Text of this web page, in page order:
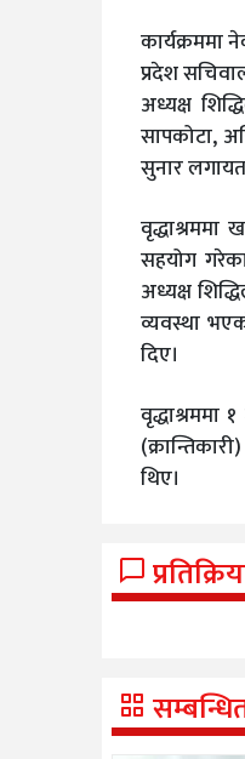
कार्यक्रममा
प्रदेश
अध्यक्ष
सापकोटा,
सुनार
वृद्धाश्रममा
सहयोग
अध्यक्ष
व्यवस्था
दिए।
थिए।